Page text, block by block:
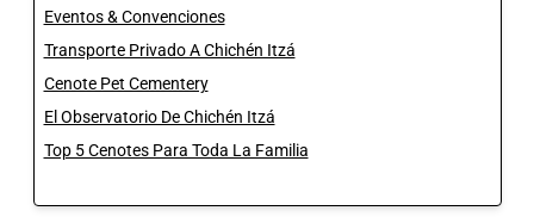
Eventos & Convenciones
Transporte Privado A Chichén Itzá
Cenote Pet Cementery
El Observatorio De Chichén Itzá
Top 5 Cenotes Para Toda La Familia